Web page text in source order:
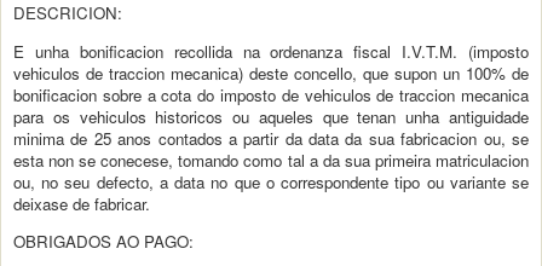
DESCRICION:
E unha bonificacion recollida na ordenanza fiscal I.V.T.M. (imposto
vehiculos de traccion mecanica) deste concello, que supon un 100% de
bonificacion sobre a cota do imposto de vehiculos de traccion mecanica
para os vehiculos historicos ou aqueles que tenan unha antiguidade
minima de 25 anos contados a partir da data da sua fabricacion ou, se
esta non se conecese, tomando como tal a da sua primeira matriculacion
ou, no seu defecto, a data no que o correspondente tipo ou variante se
deixase de fabricar.
OBRIGADOS AO PAGO: